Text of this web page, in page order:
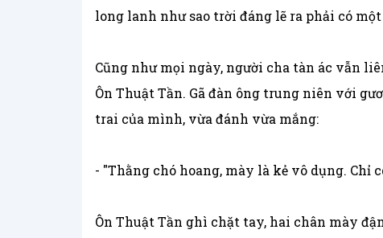
long lanh như sao trời đáng lẽ ra phải có
Cũng như mọi ngày, người cha tàn ác vẫn
Ôn Thuật Tần. Gã đàn ông trung niên với
trai của mình, vừa đánh vừa mắng:
- "Thằng chó hoang, mày là kẻ vô dụng.
Ôn Thuật Tần ghì chặt tay, hai chân mày